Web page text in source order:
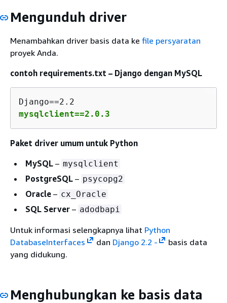
Mengunduh driver
Menambahkan driver basis data ke file persyaratan
proyek Anda.
contoh requirements.txt – Django dengan MySQL
mysqlclient==2.0.3
Paket driver umum untuk Python
MySQL – mysqlclient
PostgreSQL – psycopg2
Oracle – cx_Oracle
SQL Server – adodbapi
Untuk informasi selengkapnya lihat Python
DatabaseInterfaces
dan Django 2.2 -
basis data
yang didukung.
Menghubungkan ke basis data